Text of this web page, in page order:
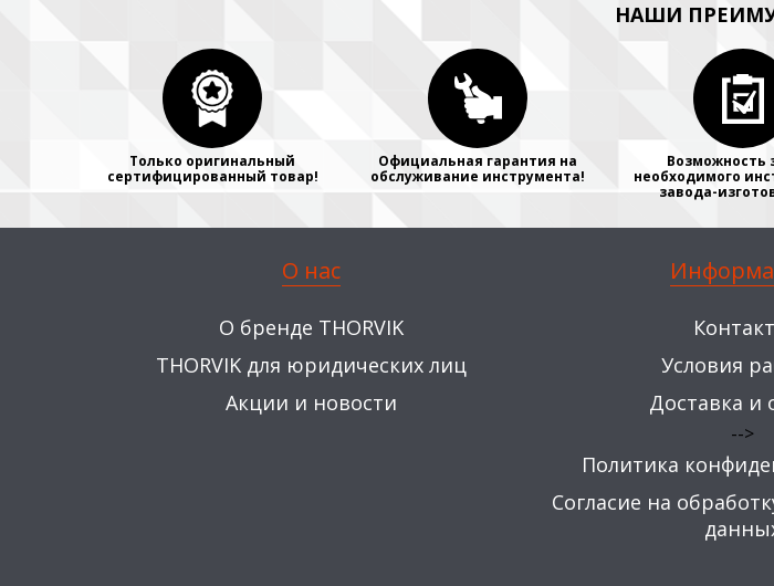
НАШИ
Только оригинальный
сертифицированный товар!
Официальная гарантия на
обслуживание инструмента!
Возможность
необходимого
завода-
О нас
О бренде THORVIK
THORVIK для юридических лиц
Акции и новости
Условия
Доставка и
-->
Политика
Согласие на